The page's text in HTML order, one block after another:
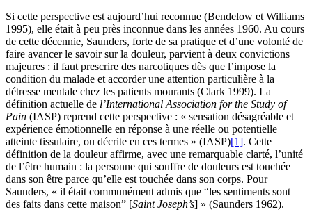
Si cette perspective est aujourd’hui reconnue (Bendelow et Williams
1995), elle était à peu près inconnue dans les années 1960. Au cours
de cette décennie, Saunders, forte de sa pratique et d’une volonté de
faire avancer le savoir sur la douleur, parvient à deux convictions
majeures : il faut prescrire des narcotiques dès que l’impose la
condition du malade et accorder une attention particulière à la
détresse mentale chez les patients mourants (Clark 1999). La
définition actuelle de l’International Association for the Study of
Pain (IASP) reprend cette perspective : « sensation désagréable et
expérience émotionnelle en réponse à une réelle ou potentielle
atteinte tissulaire, ou décrite en ces termes » (IASP)[1]. Cette
définition de la douleur affirme, avec une remarquable clarté, l’unité
de l’être humain : la personne qui souffre de douleurs est touchée
dans son être parce qu’elle est touchée dans son corps. Pour
Saunders, « il était communément admis que “les sentiments sont
des faits dans cette maison” [Saint Joseph’s] » (Saunders 1962).